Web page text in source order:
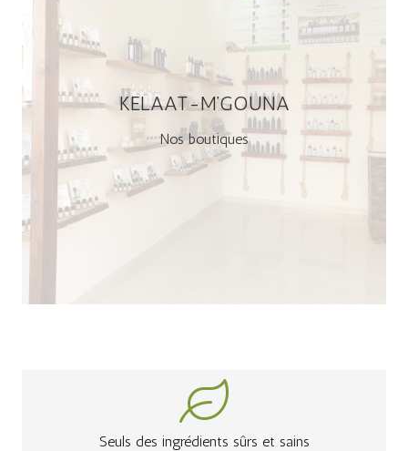
KELAAT-M’GOUNA
Nos boutiques
Seuls des ingrédients sûrs et sains